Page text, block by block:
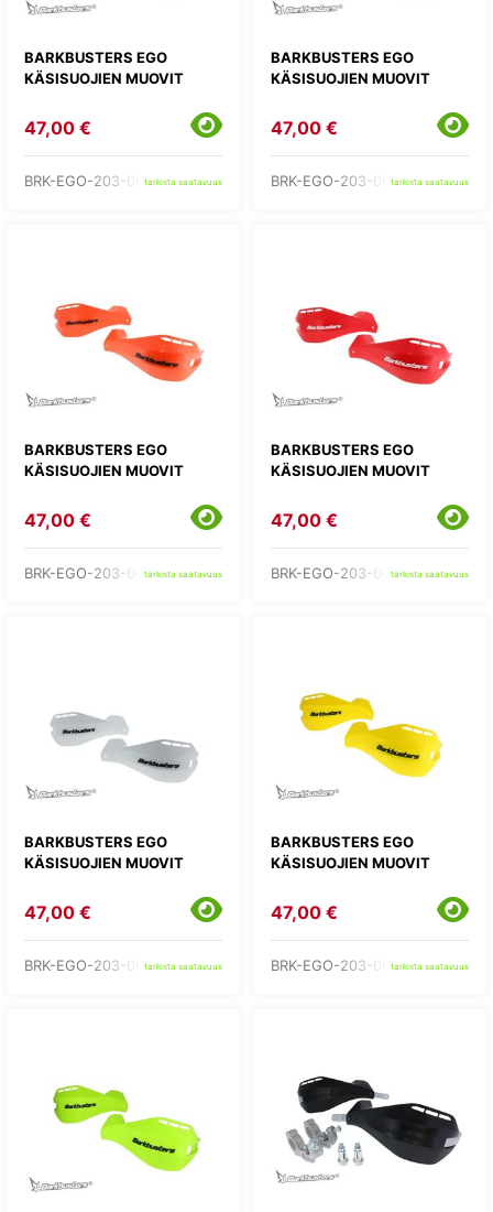
BARKBUSTERS EGO
KÄSISUOJIEN MUOVIT
47,00 €
BRK-EGO-203-00-BUtarkista saatavuus
BARKBUSTERS EGO
KÄSISUOJIEN MUOVIT
47,00 €
BRK-EGO-203-00-GRtarkista saatavuus
BARKBUSTERS EGO
KÄSISUOJIEN MUOVIT
47,00 €
BRK-EGO-203-00-ORtarkista saatavuus
BARKBUSTERS EGO
KÄSISUOJIEN MUOVIT
47,00 €
BRK-EGO-203-00-RDtarkista saatavuus
BARKBUSTERS EGO
KÄSISUOJIEN MUOVIT
47,00 €
BRK-EGO-203-00-WHtarkista saatavuus
BARKBUSTERS EGO
KÄSISUOJIEN MUOVIT
47,00 €
BRK-EGO-203-00-YEtarkista saatavuus